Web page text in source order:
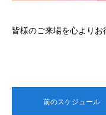
皆様のご来場を心よりお
前のスケジュール